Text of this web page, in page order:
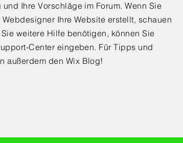
Ihre Vorschläge im Forum. Wenn Sie
Ihre Website erstellt, schauen
weitere Hilfe benötigen, können Sie
Center eingeben. Für Tipps und
außerdem den Wix Blog!